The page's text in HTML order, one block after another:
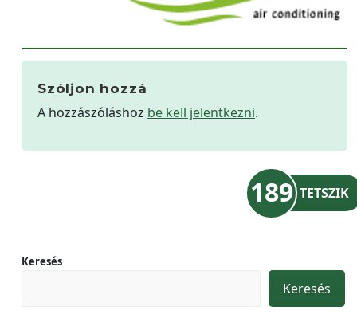
Szóljon hozzá
A hozzászóláshoz be kell jelentkezni.
189 TETSZIK
Keresés
Keresés